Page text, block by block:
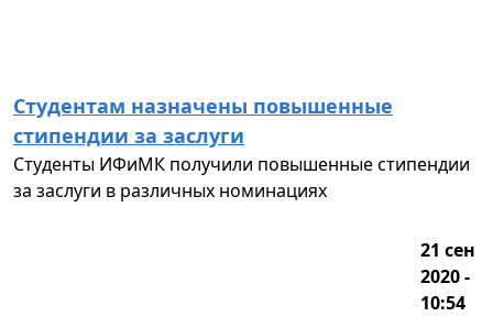
Студентам назначены повышенные
стипендии за заслуги
Студенты ИФиМК получили повышенные стипендии
за заслуги в различных номинациях
21 сен
2020 -
10:54